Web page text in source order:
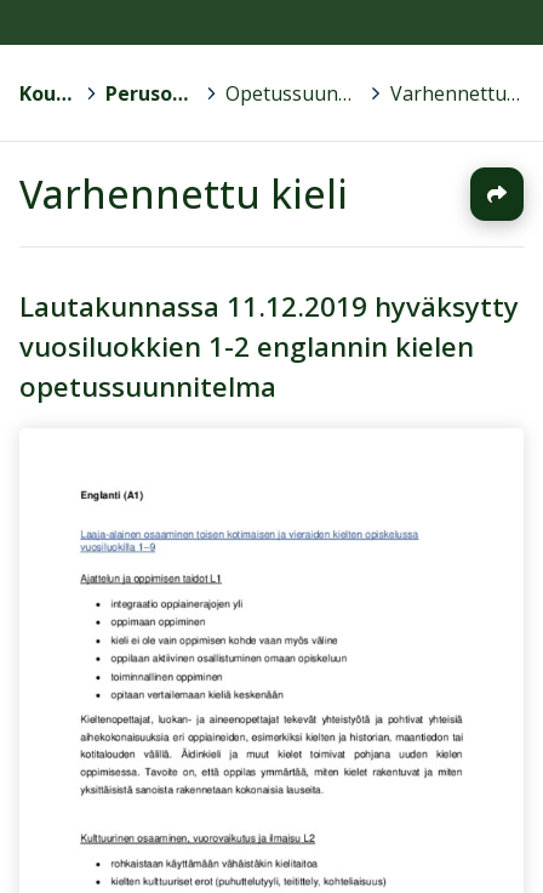
Kouvola > Perusopetus > Opetussuunnitelma > Varhennettu kieli
Varhennettu kieli
Lautakunnassa 11.12.2019 hyväksytty
vuosiluokkien 1-2 englannin kielen
opetussuunnitelma